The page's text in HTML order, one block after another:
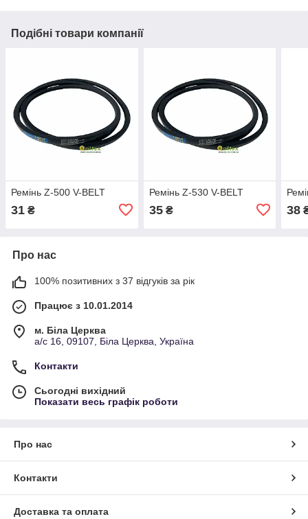
Подібні товари компанії
Ремінь Z-500 V-BELT
31 ₴
Ремінь Z-530 V-BELT
35₴ 38
Про нас
100% позитивних з 37 відгуків за рік
Працює з 10.01.2014
м. Біла Церква
а/с 16, 09107, Біла Церква, Україна
Контакти
Сьогодні вихідний
Показати весь графік роботи
Про нас
Контакти
Доставка та оплата